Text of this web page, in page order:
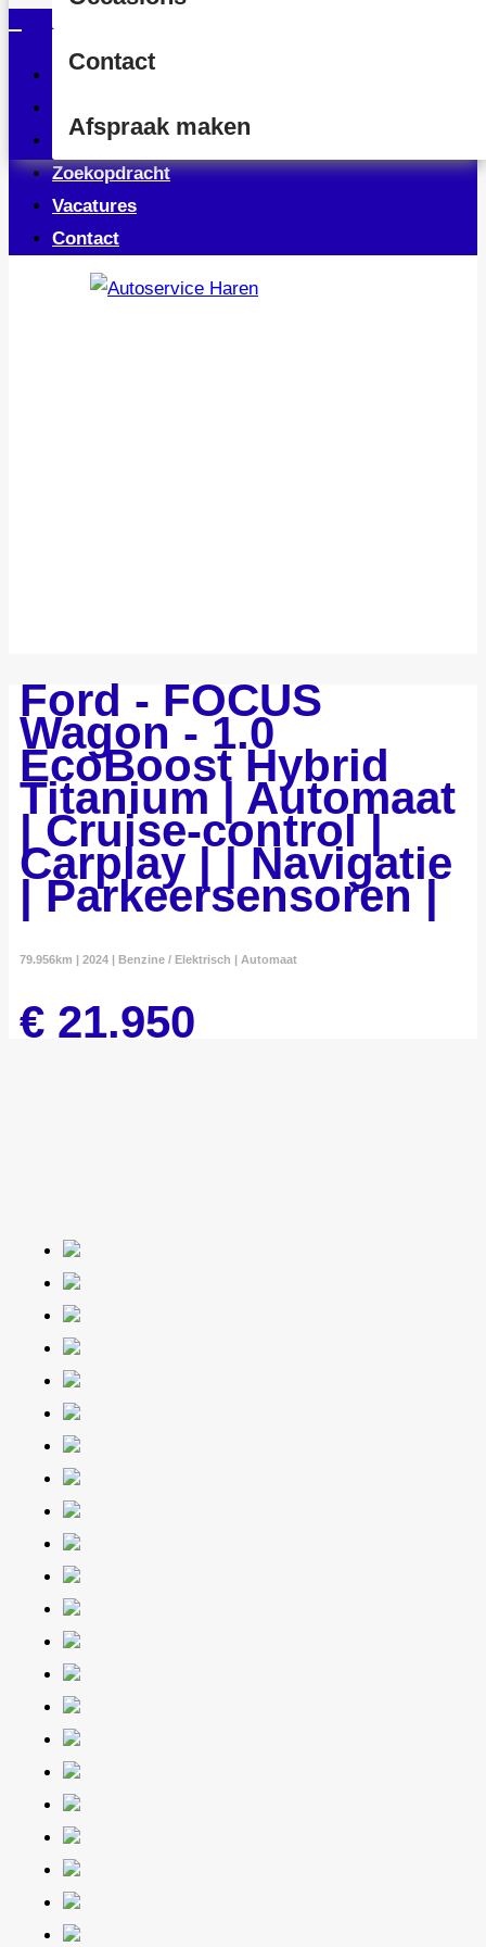
Home
Service & Onderhoud
Zoekopdracht
Vacatures
Contact
Contact
Afspraak maken
Ford - FOCUS
Wagon - 1.0
EcoBoost Hybrid
Titanium | Automaat
| Cruise-control |
Carplay | | Navigatie
| Parkeersensoren |
79.956km | 2024 | Benzine / Elektrisch | Automaat
€ 21.950